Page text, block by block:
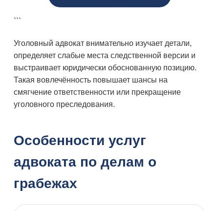
```
Уголовный адвокат внимательно изучает детали,
определяет слабые места следственной версии и
выстраивает юридически обоснованную позицию.
Такая вовлечённость повышает шансы на
смягчение ответственности или прекращение
уголовного преследования.
Особенности услуг
адвоката по делам о
грабежах